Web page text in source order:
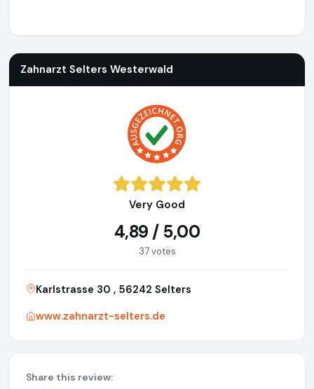
Zahnarzt Selters Westerwald
Very Good
4,89 / 5,00
37 votes
Karlstrasse 30 , 56242 Selters
www.zahnarzt-selters.de
Share this review: